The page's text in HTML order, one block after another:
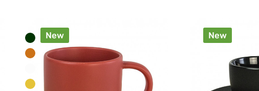
New New